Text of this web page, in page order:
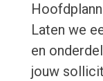
Laten we
en
jouw